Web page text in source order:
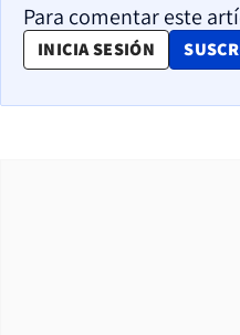
Para comentar este
INICIA SESIÓN